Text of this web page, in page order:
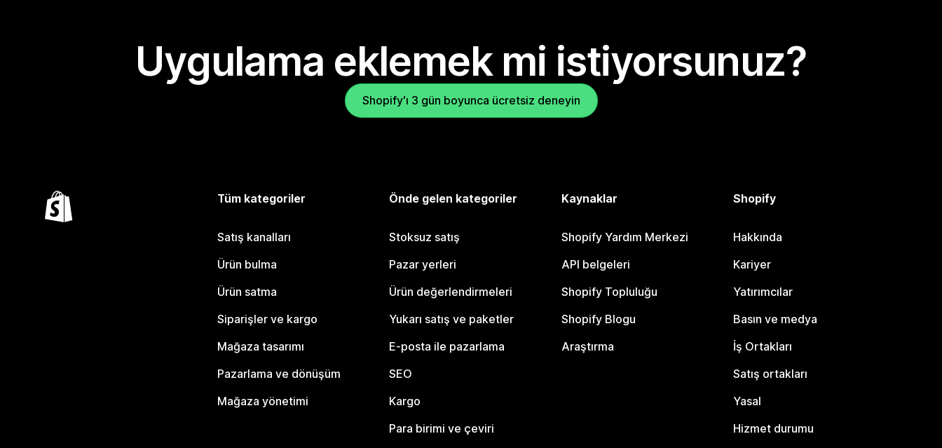
Uygulama eklemek mi istiyorsunuz?
Shopify'ı 3 gün boyunca ücretsiz deneyin
Tüm kategoriler
Satış kanalları
Ürün bulma
Ürün satma
Siparişler ve kargo
Mağaza tasarımı
Pazarlama ve dönüşüm
Mağaza yönetimi
Önde gelen kategoriler
Stoksuz satış
Pazar yerleri
Ürün değerlendirmeleri
Yukarı satış ve paketler
E-posta ile pazarlama
SEO
Kargo
Para birimi ve çeviri
Kaynaklar
Shopify Yardım Merkezi
API belgeleri
Shopify Topluluğu
Shopify Blogu
Araştırma
Shopify
Hakkında
Kariyer
Yatırımcılar
Basın ve medya
İş Ortakları
Satış ortakları
Yasal
Hizmet durumu